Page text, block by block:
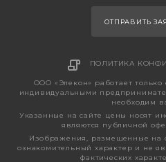
ОТПРАВИТЬ
ПОЛИТИКА
ООО «Элекон» работает
индивидуальными
необходим
Указанные на сайте цены носят
являются публичной
Изображения, размещенные на
ознакомительный характер и не
фактических